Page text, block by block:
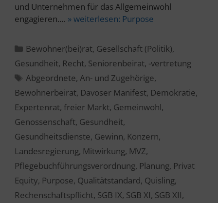
und Unternehmen für das Allgemeinwohl
engagieren.… » weiterlesen: Purpose
Kategorien
Bewohner(bei)rat, Gesellschaft (Politik),
Gesundheit, Recht, Seniorenbeirat, -vertretung
Schlagwörter
Abgeordnete, An- und Zugehörige,
Bewohnerbeirat, Davoser Manifest, Demokratie,
Expertenrat, freier Markt, Gemeinwohl,
Genossenschaft, Gesundheit,
Gesundheitsdienste, Gewinn, Konzern,
Landesregierung, Mitwirkung, MVZ,
Pflegebuchführungsverordnung, Planung, Privat
Equity, Purpose, Qualitätstandard, Quisling,
Rechenschaftspflicht, SGB IX, SGB XI, SGB XII,